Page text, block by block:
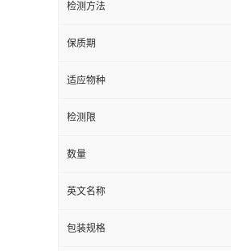
检测方法
保质期
适应物种
检测限
数量
英文名称
包装规格